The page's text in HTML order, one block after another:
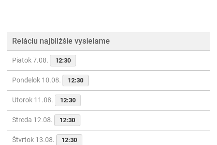
Reláciu najbližšie vysielame
Piatok 7.08. 12:30
Pondelok 10.08. 12:30
Utorok 11.08. 12:30
Streda 12.08. 12:30
Štvrtok 13.08. 12:30